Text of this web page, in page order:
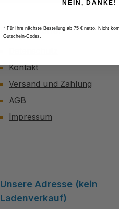
Informationen
Kontakt
Versand und Zahlung
AGB
Impressum
Unsere Adresse (kein
Ladenverkauf)
NEIN, DANKE!
* Für Ihre nächste Bestellung ab 75 € netto. Nicht
Gutschein-Codes.